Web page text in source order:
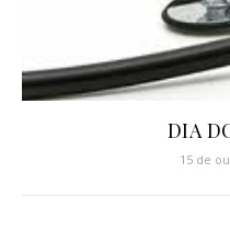
DIA
15 de